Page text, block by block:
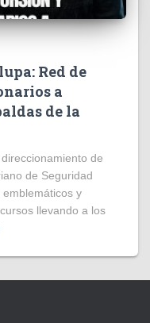
Red de
a
de la
de
de Seguridad
emblemáticos y
llevando a los